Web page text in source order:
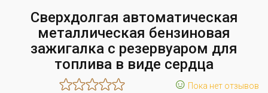
Сверхдолгая автоматическая
металлическая бензиновая
зажигалка с резервуаром для
топлива в виде сердца
☺ Пока нет отзывов